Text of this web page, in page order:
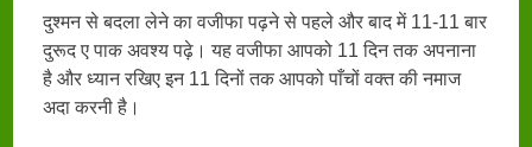
दुश्मन से बदला लेने का वजीफा पढ़ने से पहले और बाद में 11-11 बार
दुरूद ए पाक अवश्य पढ़े। यह वजीफा आपको 11 दिन तक अपनाना
है और ध्यान रखिए इन 11 दिनों तक आपको पाँचों वक्त की नमाज
अदा करनी है।